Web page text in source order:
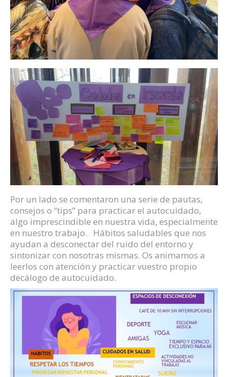
Por un lado se comentaron una serie de pautas,
consejos o “tips” para practicar el autocuidado,
algo imprescindible en nuestra vida, especialmente
en nuestro trabajo. Hábitos saludables que nos
ayudan a desconectar del ruido del entorno y
sintonizar con nosotras mismas. Os animamos a
leerlos con atención y practicar vuestro propio
decálogo de autocuidado.